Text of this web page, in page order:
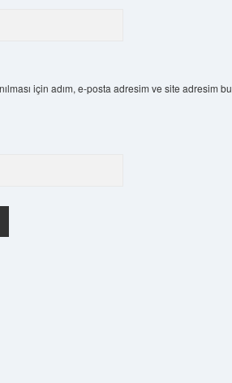
için adım, e-posta adresim ve site adresim bu